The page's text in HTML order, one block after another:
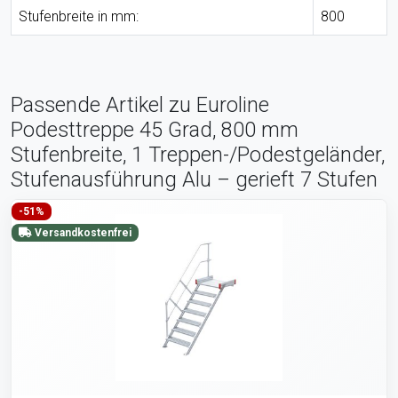
Stufenbreite in mm: 800
Passende Artikel zu Euroline
Podesttreppe 45 Grad, 800 mm
Stufenbreite, 1 Treppen-/Podestgeländer,
Stufenausführung Alu – gerieft 7 Stufen
-51%
Versandkostenfrei